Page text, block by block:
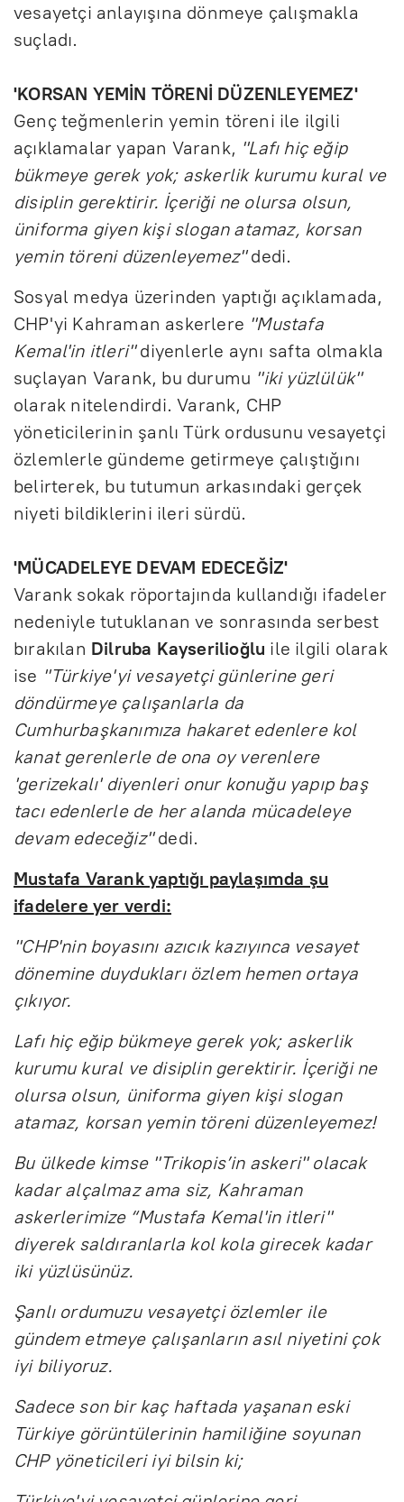
vesayetçi anlayışına dönmeye çalışmakla
suçladı.
'KORSAN YEMİN TÖRENİ DÜZENLEYEMEZ'
Genç teğmenlerin yemin töreni ile ilgili
açıklamalar yapan Varank, "Lafı hiç eğip
bükmeye gerek yok; askerlik kurumu kural ve
disiplin gerektirir. İçeriği ne olursa olsun,
üniforma giyen kişi slogan atamaz, korsan
yemin töreni düzenleyemez"dedi.
Sosyal medya üzerinden yaptığı açıklamada,
CHP'yi Kahraman askerlere "Mustafa
Kemal'in itleri"diyenlerle aynı safta olmakla
suçlayan Varank, bu durumu "iki yüzlülük"
olarak nitelendirdi. Varank, CHP
yöneticilerinin şanlı Türk ordusunu vesayetçi
özlemlerle gündeme getirmeye çalıştığını
belirterek, bu tutumun arkasındaki gerçek
niyeti bildiklerini ileri sürdü.
'MÜCADELEYE DEVAM EDECEĞİZ'
Varank sokak röportajında kullandığı ifadeler
nedeniyle tutuklanan ve sonrasında serbest
bırakılan Dilruba Kayserilioğlu ile ilgili olarak
ise "Türkiye'yi vesayetçi günlerine geri
döndürmeye çalışanlarla da
Cumhurbaşkanımıza hakaret edenlere kol
kanat gerenlerle de ona oy verenlere
'gerizekalı' diyenleri onur konuğu yapıp baş
tacı edenlerle de her alanda mücadeleye
devam edeceğiz"dedi.
Mustafa Varank yaptığı paylaşımda şu
ifadelere yer verdi:
''CHP'nin boyasını azıcık kazıyınca vesayet
dönemine duydukları özlem hemen ortaya
çıkıyor.
Lafı hiç eğip bükmeye gerek yok; askerlik
kurumu kural ve disiplin gerektirir. İçeriği ne
olursa olsun, üniforma giyen kişi slogan
atamaz, korsan yemin töreni düzenleyemez!
Bu ülkede kimse "Trikopis’in askeri" olacak
kadar alçalmaz ama siz, Kahraman
askerlerimize “Mustafa Kemal'in itleri"
diyerek saldıranlarla kol kola girecek kadar
iki yüzlüsünüz.
Şanlı ordumuzu vesayetçi özlemler ile
gündem etmeye çalışanların asıl niyetini çok
iyi biliyoruz.
Sadece son bir kaç haftada yaşanan eski
Türkiye görüntülerinin hamiliğine soyunan
CHP yöneticileri iyi bilsin ki;